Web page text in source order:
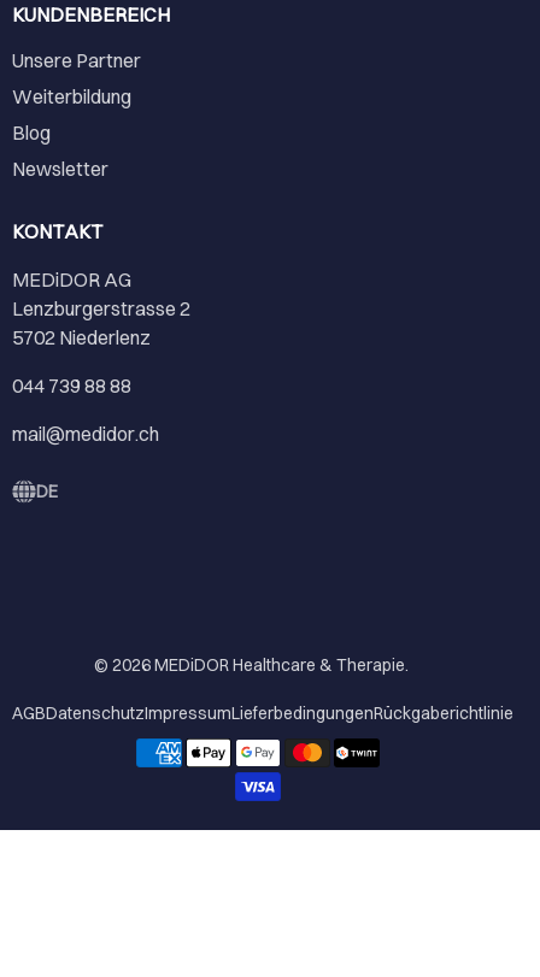
KUNDENBEREICH
Unsere Partner
Weiterbildung
Blog
Newsletter
KONTAKT
MEDiDOR AG
Lenzburgerstrasse 2
5702 Niederlenz
044 739 88 88
mail@medidor.ch
DE
© 2026MEDiDOR Healthcare & Therapie.
AGBDatenschutzImpressumLieferbedingungenRückgaberichtlinie